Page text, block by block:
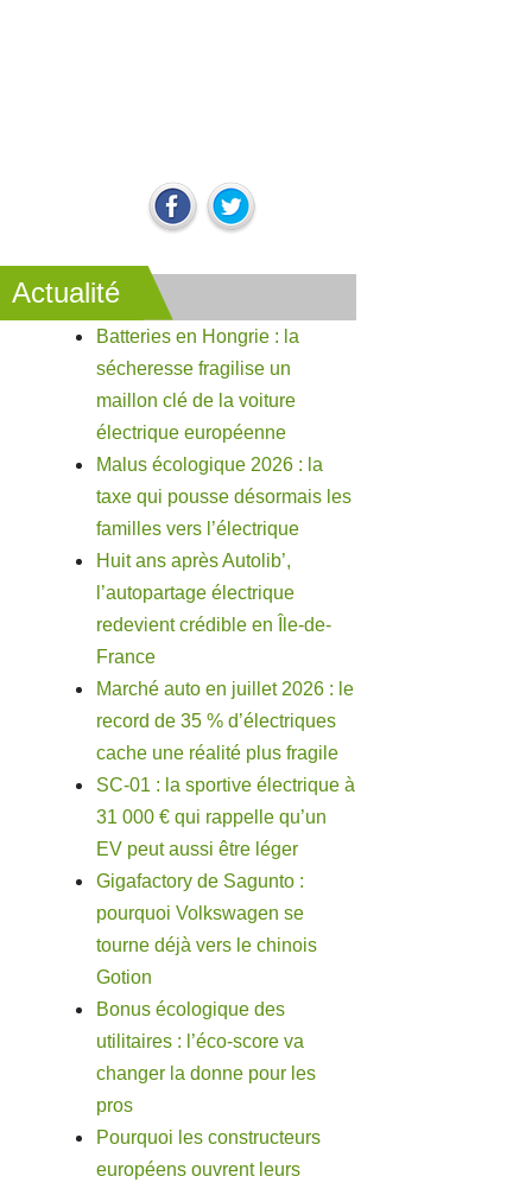
Actualité
Batteries en Hongrie : la
sécheresse fragilise un
maillon clé de la voiture
électrique européenne
Malus écologique 2026 : la
taxe qui pousse désormais les
familles vers l’électrique
Huit ans après Autolib’,
l’autopartage électrique
redevient crédible en Île-de-
France
Marché auto en juillet 2026 : le
record de 35 % d’électriques
cache une réalité plus fragile
SC-01 : la sportive électrique à
31 000 € qui rappelle qu’un
EV peut aussi être léger
Gigafactory de Sagunto :
pourquoi Volkswagen se
tourne déjà vers le chinois
Gotion
Bonus écologique des
utilitaires : l’éco-score va
changer la donne pour les
pros
Pourquoi les constructeurs
européens ouvrent leurs